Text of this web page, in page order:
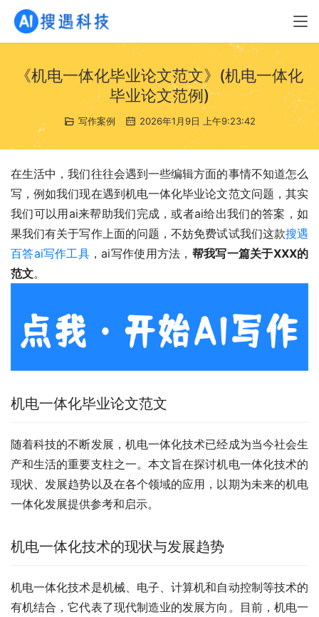
《机电一体化毕业论文范文》(机电一体化
毕业论文范例)
写作案例 2026年1月9日 上午9:23:42
在生活中，我们往往会遇到一些编辑方面的事情不知道怎么
写，例如我们现在遇到机电一体化毕业论文范文问题，其实
我们可以用ai来帮助我们完成，或者ai给出我们的答案，如
果我们有关于写作上面的问题，不妨免费试试我们这款搜遇
百答ai写作工具 ，ai写作使用方法， 帮我写一篇关于XXX的
范文。
机电一体化毕业论文范文
随着科技的不断发展，机电一体化技术已经成为当今社会生
产和生活的重要支柱之一。本文旨在探讨机电一体化技术的
现状、发展趋势以及在各个领域的应用，以期为未来的机电
一体化发展提供参考和启示。
机电一体化技术的现状与发展趋势
机电一体化技术是机械、电子、计算机和自动控制等技术的
有机结合，它代表了现代制造业的发展方向。目前，机电一